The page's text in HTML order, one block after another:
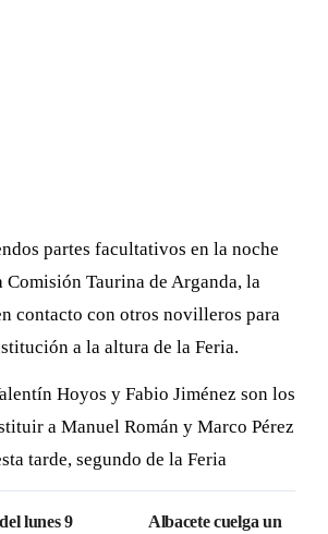
partes facultativos en la noche
Comisión Taurina de Arganda, la
contacto con otros novilleros para
a la altura de la Feria.
Hoyos y Fabio Jiménez son los
a Manuel Román y Marco Pérez
tarde, segundo de la Feria
lunes 9
Albacete cuelga un